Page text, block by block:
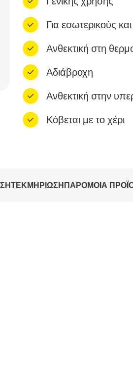
Για εσωτερικούς
Ανθεκτική στη
Αδιάβροχη
Ανθεκτική στην
Κόβεται με το χέρι
ΤΕΚΜΗΡΊΩΣΗΠΑΡΟΜΟΙΑ